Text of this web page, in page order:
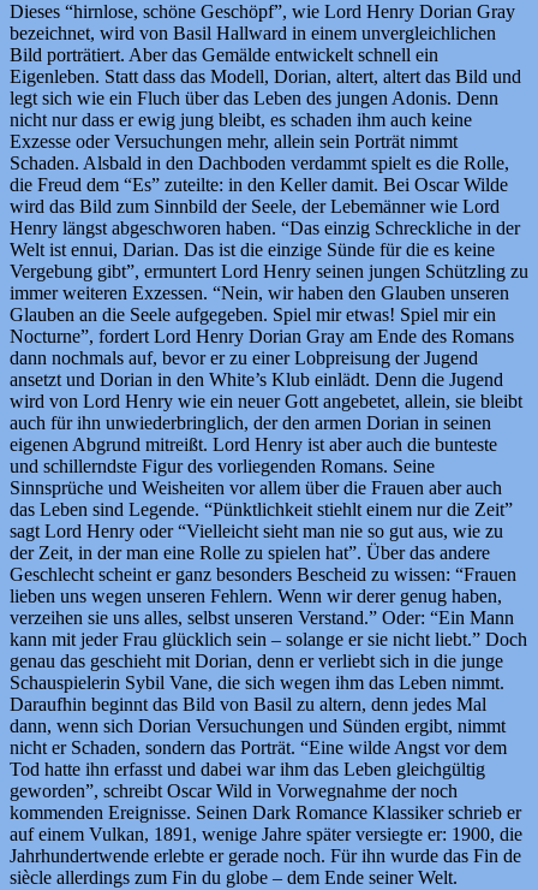
Dieses “hirnlose, schöne Geschöpf”, wie Lord Henry Dorian Gray
bezeichnet, wird von Basil Hallward in einem unvergleichlichen
Bild porträtiert. Aber das Gemälde entwickelt schnell ein
Eigenleben. Statt dass das Modell, Dorian, altert, altert das Bild und
legt sich wie ein Fluch über das Leben des jungen Adonis. Denn
nicht nur dass er ewig jung bleibt, es schaden ihm auch keine
Exzesse oder Versuchungen mehr, allein sein Porträt nimmt
Schaden. Alsbald in den Dachboden verdammt spielt es die Rolle,
die Freud dem “Es” zuteilte: in den Keller damit. Bei Oscar Wilde
wird das Bild zum Sinnbild der Seele, der Lebemänner wie Lord
Henry längst abgeschworen haben. “Das einzig Schreckliche in der
Welt ist ennui, Darian. Das ist die einzige Sünde für die es keine
Vergebung gibt”, ermuntert Lord Henry seinen jungen Schützling zu
immer weiteren Exzessen. “Nein, wir haben den Glauben unseren
Glauben an die Seele aufgegeben. Spiel mir etwas! Spiel mir ein
Nocturne”, fordert Lord Henry Dorian Gray am Ende des Romans
dann nochmals auf, bevor er zu einer Lobpreisung der Jugend
ansetzt und Dorian in den White’s Klub einlädt. Denn die Jugend
wird von Lord Henry wie ein neuer Gott angebetet, allein, sie bleibt
auch für ihn unwiederbringlich, der den armen Dorian in seinen
eigenen Abgrund mitreißt. Lord Henry ist aber auch die bunteste
und schillerndste Figur des vorliegenden Romans. Seine
Sinnsprüche und Weisheiten vor allem über die Frauen aber auch
das Leben sind Legende. “Pünktlichkeit stiehlt einem nur die Zeit”
sagt Lord Henry oder “Vielleicht sieht man nie so gut aus, wie zu
der Zeit, in der man eine Rolle zu spielen hat”. Über das andere
Geschlecht scheint er ganz besonders Bescheid zu wissen: “Frauen
lieben uns wegen unseren Fehlern. Wenn wir derer genug haben,
verzeihen sie uns alles, selbst unseren Verstand.” Oder: “Ein Mann
kann mit jeder Frau glücklich sein – solange er sie nicht liebt.” Doch
genau das geschieht mit Dorian, denn er verliebt sich in die junge
Schauspielerin Sybil Vane, die sich wegen ihm das Leben nimmt.
Daraufhin beginnt das Bild von Basil zu altern, denn jedes Mal
dann, wenn sich Dorian Versuchungen und Sünden ergibt, nimmt
nicht er Schaden, sondern das Porträt. “Eine wilde Angst vor dem
Tod hatte ihn erfasst und dabei war ihm das Leben gleichgültig
geworden”, schreibt Oscar Wild in Vorwegnahme der noch
kommenden Ereignisse. Seinen Dark Romance Klassiker schrieb er
auf einem Vulkan, 1891, wenige Jahre später versiegte er: 1900, die
Jahrhundertwende erlebte er gerade noch. Für ihn wurde das Fin de
siècle allerdings zum Fin du globe – dem Ende seiner Welt.